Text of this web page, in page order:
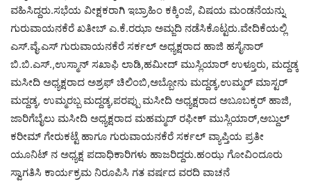
ವಹಿಸಿದ್ದರು.ಸಭೆಯ ವೀಕ್ಷಕರಾಗಿ ಇಬ್ರಾಹಿಂ ಕಕ್ಕಿಂಜೆ, ವಿಷಯ ಮಂಡನೆಯನ್ನು
ಗುರುವಾಯನಕೆರೆ ಖತೀಬ್ ಎ.ಕೆ.ರಝಾ ಅಮ್ಜದಿ ನಡೆಸಿಕೊಟ್ಟರು.ವೇದಿಕೆಯಲ್ಲಿ
ಎಸ್.ವೈ.ಎಸ್ ಗುರುವಾಯನಕೆರೆ ಸರ್ಕಲ್ ಅಧ್ಯಕ್ಷರಾದ ಹಾಜಿ ಹಸೈನಾರ್
ಬಿ.ಬಿ.ಎಸ್.,ಉಸ್ಮಾನ್ ಸಖಾಫಿ ಲಾಡಿ,ಹಮೀದ್ ಮುಸ್ಲಿಯಾರ್ ಉಳ್ತೂರು, ಮದ್ದಡ್ಕ
ಮಸೀದಿ ಅಧ್ಯಕ್ಷರಾದ ಅಶ್ರಫ್ ಚಿಲಿಂಬಿ,ಅಬ್ಬೋನು ಮದ್ದಡ್ಕ,ಉಮ್ಮರ್ ಮಾಸ್ಟರ್
ಮದ್ದಡ್ಕ, ಉಮ್ಮರಬ್ಬ ಮದ್ದಡ್ಕ,ಪರಪ್ಪು ಮಸೀದಿ ಅಧ್ಯಕ್ಷರಾದ ಅಬೂಬಕ್ಕರ್ ಹಾಜಿ,
ಜಾರಿಗೆಬೈಲು ಮಸೀದಿ ಅಧ್ಯಕ್ಷರಾದ ಮಹಮ್ಮದ್ ರಫೀಕ್ ಮುಸ್ಲಿಯಾರ್,ಅಬ್ದುಲ್
ಕರೀಮ್ ಗೇರುಕಟ್ಟೆ ಹಾಗೂ ಗುರುವಾಯನಕೆರೆ ಸರ್ಕಲ್ ವ್ಯಾಪ್ತಿಯ ಪ್ರತೀ
ಯೂನಿಟ್ ನ ಅಧ್ಯಕ್ಷ ಪದಾಧಿಕಾರಿಗಳು ಹಾಜರಿದ್ದರು.ಹಂಝ ಗೋವಿಂದೂರು
ಸ್ವಾಗತಿಸಿ ಕಾರ್ಯಕ್ರಮ ನಿರೂಪಿಸಿ ಗತ ವರ್ಷದ ವರದಿ ವಾಚನೆ